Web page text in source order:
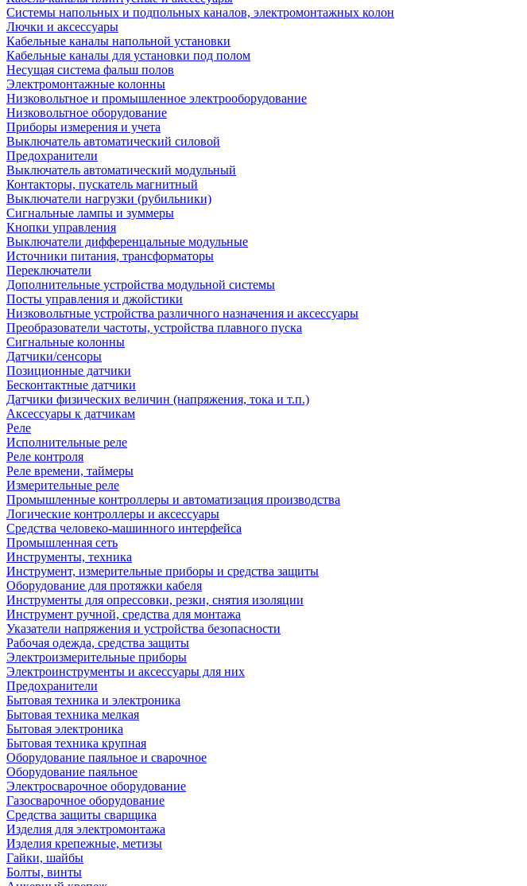
Системы напольных и подпольных каналов, электромонтажных колон
Лючки и аксессуары
Кабельные каналы напольной установки
Кабельные каналы для установки под полом
Несущая система фальш полов
Электромонтажные колонны
Низковольтное и промышленное электрооборудование
Низковольтное оборудование
Приборы измерения и учета
Выключатель автоматический силовой
Предохранители
Выключатель автоматический модульный
Контакторы, пускатель магнитный
Выключатели нагрузки (рубильники)
Сигнальные лампы и зуммеры
Кнопки управления
Выключатели дифференцальные модульные
Источники питания, трансформаторы
Переключатели
Дополнительные устройства модульной системы
Посты управления и джойстики
Низковольтные устройства различного назначения и аксессуары
Преобразователи частоты, устройства плавного пуска
Сигнальные колонны
Датчики/сенсоры
Позиционные датчики
Бесконтактные датчики
Датчики физических величин (напряжения, тока и т.п.)
Аксессуары к датчикам
Реле
Исполнительные реле
Реле контроля
Реле времени, таймеры
Измерительные реле
Промышленные контроллеры и автоматизация производства
Логические контроллеры и аксессуары
Средства человеко-машинного интерфейса
Промышленная сеть
Инструменты, техника
Инструмент, измерительные приборы и средства защиты
Оборудование для протяжки кабеля
Инструменты для опрессовки, резки, снятия изоляции
Инструмент ручной, средства для монтажа
Указатели напряжения и устройства безопасности
Рабочая одежда, средства защиты
Электроизмерительные приборы
Электроинструменты и аксессуары для них
Предохранители
Бытовая техника и электроника
Бытовая техника мелкая
Бытовая электроника
Бытовая техника крупная
Оборудование паяльное и сварочное
Оборудование паяльное
Электросварочное оборудование
Газосварочное оборудование
Средства защиты сварщика
Изделия для электромонтажа
Изделия крепежные, метизы
Гайки, шайбы
Болты, винты